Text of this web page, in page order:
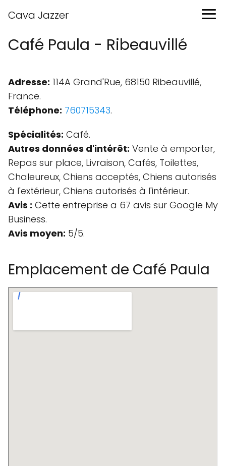
Cava Jazzer
Café Paula - Ribeauvillé
Adresse: 114A Grand'Rue, 68150 Ribeauvillé,
France.
Téléphone: 760715343.
Spécialités: Café.
Autres données d'intérêt: Vente à emporter,
Repas sur place, Livraison, Cafés, Toilettes,
Chaleureux, Chiens acceptés, Chiens autorisés
à l'extérieur, Chiens autorisés à l'intérieur.
Avis : Cette entreprise a 67 avis sur Google My
Business.
Avis moyen: 5/5.
Emplacement de Café Paula